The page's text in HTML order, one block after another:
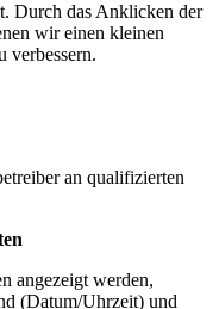
Durch das Anklicken der
wir einen kleinen
verbessern.
an qualifizierten
angezeigt werden,
(Datum/Uhrzeit) und